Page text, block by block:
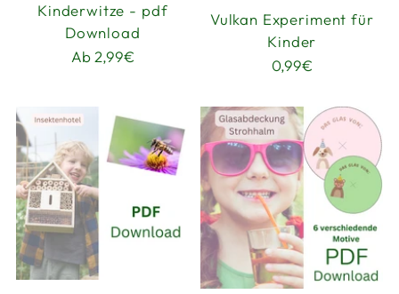
Kinderwitze - pdf
Download
Ab 2,99€
Vulkan Experiment für
Kinder
0,99€